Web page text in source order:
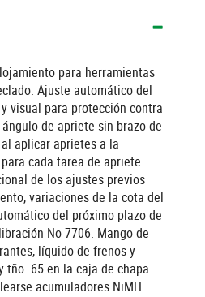
para herramientas
Ajuste automático del
visual para protección contra
de apriete sin brazo de
aplicar aprietes a la
cada tarea de apriete .
de los ajustes previos
variaciones de la cota del
del próximo plazo de
No 7706. Mango de
líquido de frenos y
65 en la caja de chapa
acumuladores NiMH